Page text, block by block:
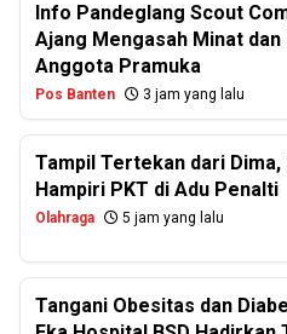
Info Pandeglang Scout
Ajang Mengasah Minat dan
Anggota Pramuka
Pos Banten 3 jam yang lalu
Tampil Tertekan dari
Hampiri PKT di Adu Penalti
Olahraga 5 jam yang lalu
Tangani Obesitas dan